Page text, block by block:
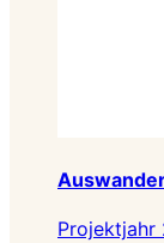
Projektjahr